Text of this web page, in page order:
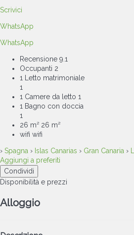
Scrivici
WhatsApp
WhatsApp
Recensione 9.1
Occupanti 2
1 Letto matrimoniale
1
1 Camere da letto 1
1 Bagno con doccia
1
26 m² 26 m²
wifi wifi
› Spagna › Islas Canarias › Gran Canaria ›
Aggiungi a preferiti
Condividi
Disponibilità e prezzi
Alloggio